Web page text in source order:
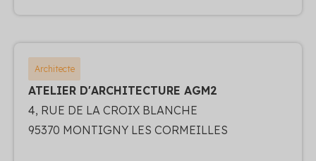
Architecte
ATELIER D'ARCHITECTURE AGM2
4, RUE DE LA CROIX BLANCHE
95370 MONTIGNY LES CORMEILLES